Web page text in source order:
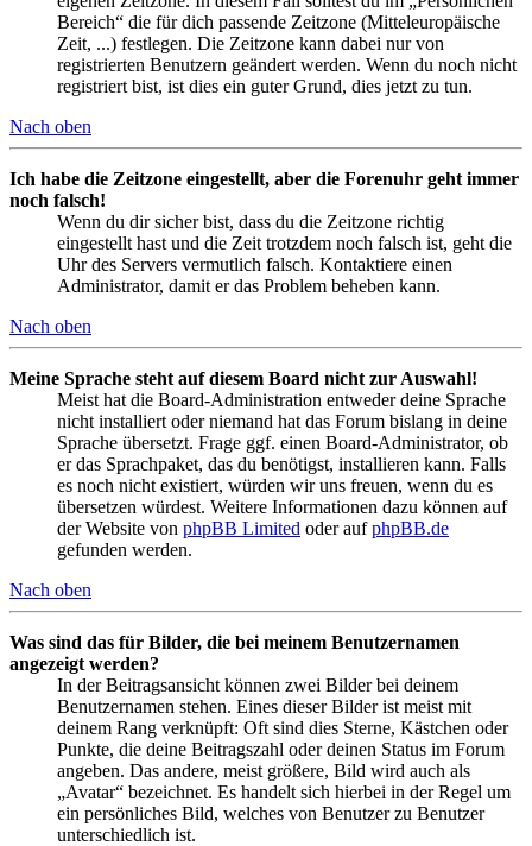
Bereich“ die für dich passende Zeitzone (Mitteleuropäische
Zeit, ...) festlegen. Die Zeitzone kann dabei nur von
registrierten Benutzern geändert werden. Wenn du noch nicht
registriert bist, ist dies ein guter Grund, dies jetzt zu tun.
Nach oben
Ich habe die Zeitzone eingestellt, aber die Forenuhr geht immer
noch falsch!
Wenn du dir sicher bist, dass du die Zeitzone richtig
eingestellt hast und die Zeit trotzdem noch falsch ist, geht die
Uhr des Servers vermutlich falsch. Kontaktiere einen
Administrator, damit er das Problem beheben kann.
Nach oben
Meine Sprache steht auf diesem Board nicht zur Auswahl!
Meist hat die Board-Administration entweder deine Sprache
nicht installiert oder niemand hat das Forum bislang in deine
Sprache übersetzt. Frage ggf. einen Board-Administrator, ob
er das Sprachpaket, das du benötigst, installieren kann. Falls
es noch nicht existiert, würden wir uns freuen, wenn du es
übersetzen würdest. Weitere Informationen dazu können auf
der Website von phpBB Limited oder aufphpBB.de
gefunden werden.
Nach oben
Was sind das für Bilder, die bei meinem Benutzernamen
angezeigt werden?
In der Beitragsansicht können zwei Bilder bei deinem
Benutzernamen stehen. Eines dieser Bilder ist meist mit
deinem Rang verknüpft: Oft sind dies Sterne, Kästchen oder
Punkte, die deine Beitragszahl oder deinen Status im Forum
angeben. Das andere, meist größere, Bild wird auch als
„Avatar“ bezeichnet. Es handelt sich hierbei in der Regel um
ein persönliches Bild, welches von Benutzer zu Benutzer
unterschiedlich ist.